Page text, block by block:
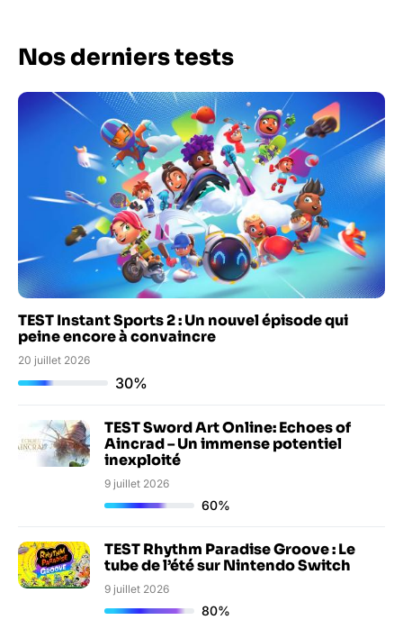
Nos derniers tests
TEST Instant Sports 2 : Un nouvel épisode qui
peine encore à convaincre
20 juillet 2026
30%
TEST Sword Art Online: Echoes of
Aincrad – Un immense potentiel
inexploité
9 juillet 2026
60%
TEST Rhythm Paradise Groove : Le
tube de l’été sur Nintendo Switch
9 juillet 2026
80%